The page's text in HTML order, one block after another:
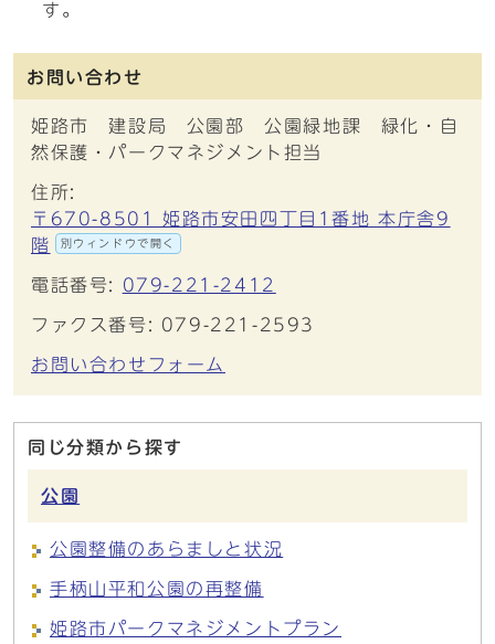
す。
お問い合わせ
姫路市 建設局 公園部 公園緑地課 緑化・自
然保護・パークマネジメント担当
住所:
〒670-8501 姫路市安田四丁目1番地 本庁舎9
階
別ウィンドウで開く
電話番号: 079-221-2412
ファクス番号: 079-221-2593
お問い合わせフォーム
同じ分類から探す
公園
公園整備のあらましと状況
手柄山平和公園の再整備
姫路市パークマネジメントプラン